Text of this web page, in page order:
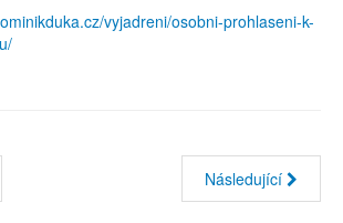
vyjadreni/osobni-prohlaseni-k-
Následující